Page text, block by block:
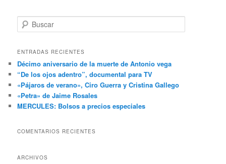
u
c
r
ENTRADAS RECIENTES
Décimo aniversario de la muerte de Antonio vega
“De los ojos adentro”, documental para TV
«Pájaros de verano», Ciro Guerra y Cristina Gallego
«Petra» de Jaime Rosales
MERCULES: Bolsos a precios especiales
COMENTARIOS RECIENTES
ARCHIVOS